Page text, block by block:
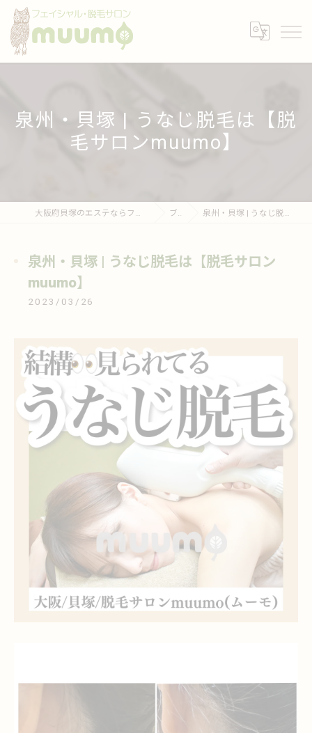
泉州・貝塚 | うなじ脱毛は【脱
毛サロンmuumo】
大阪府貝塚のエステならフェイシャル・脱毛サロンmuumo ブログ 泉州・貝塚 | うなじ脱毛は【脱毛サロンmuumo】
泉州・貝塚 | うなじ脱毛は【脱毛サロン
muumo】
2023/03/26